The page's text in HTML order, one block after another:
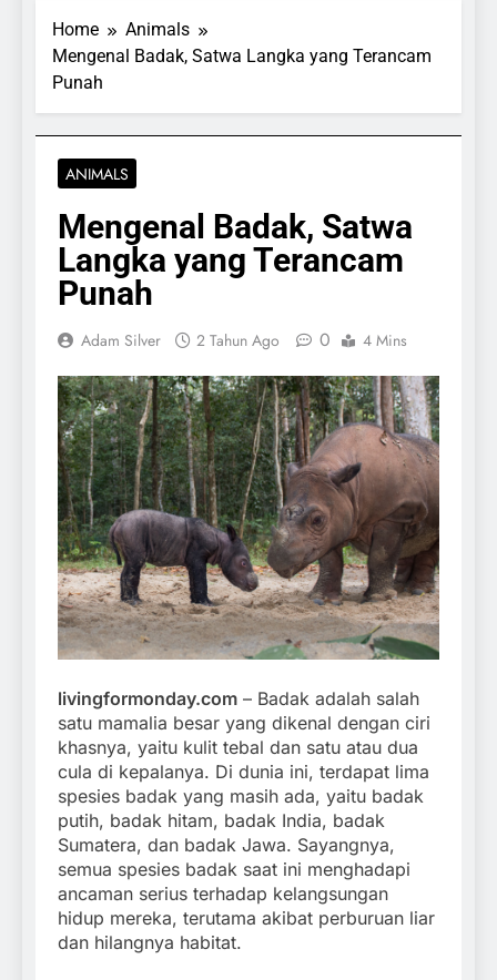
Home
Animals
Mengenal Badak, Satwa Langka yang Terancam
Punah
ANIMALS
Mengenal Badak, Satwa
Langka yang Terancam
Punah
Adam Silver 2 Tahun Ago 0 4 Mins
livingformonday.com – Badak adalah salah
satu mamalia besar yang dikenal dengan ciri
khasnya, yaitu kulit tebal dan satu atau dua
cula di kepalanya. Di dunia ini, terdapat lima
spesies badak yang masih ada, yaitu badak
putih, badak hitam, badak India, badak
Sumatera, dan badak Jawa. Sayangnya,
semua spesies badak saat ini menghadapi
ancaman serius terhadap kelangsungan
hidup mereka, terutama akibat perburuan liar
dan hilangnya habitat.